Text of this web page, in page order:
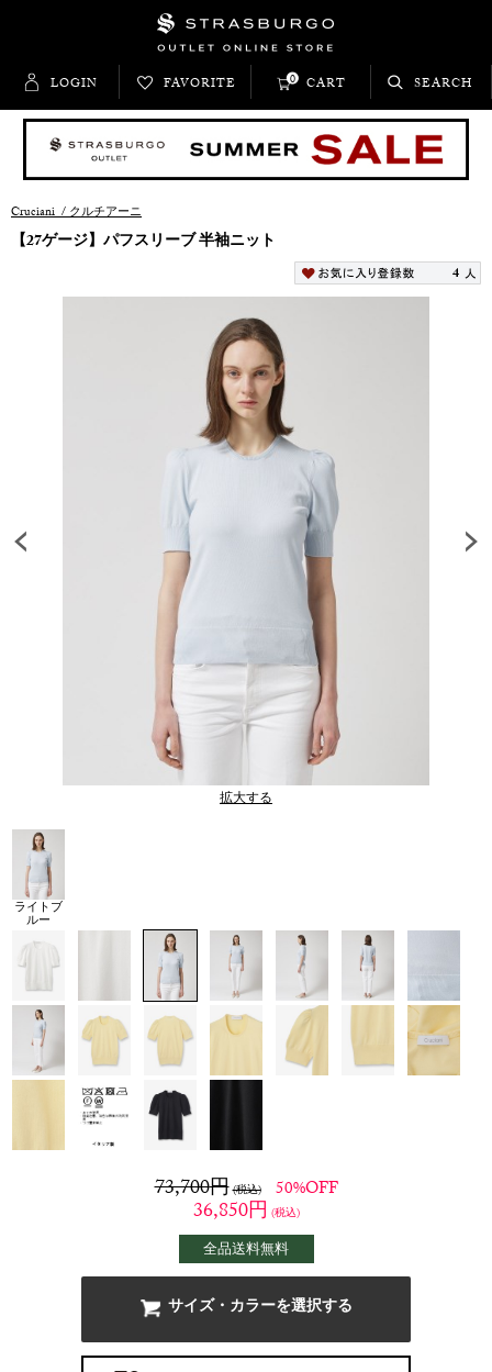
LOGIN FAVORITE CART
0 SEARCH
Cruciani/クルチアーニ
【27ゲージ】パフスリーブ 半袖ニット
4
拡大する
ライトブ
ルー
73,700円(税込) 50%OFF
36,850円 (税込)
全品送料無料
サイズ・カラーを選択する